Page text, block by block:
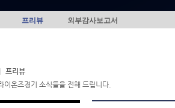
프리뷰 외부감사보고서
프리뷰
이온즈경기 소식들을 전해 드립니다.